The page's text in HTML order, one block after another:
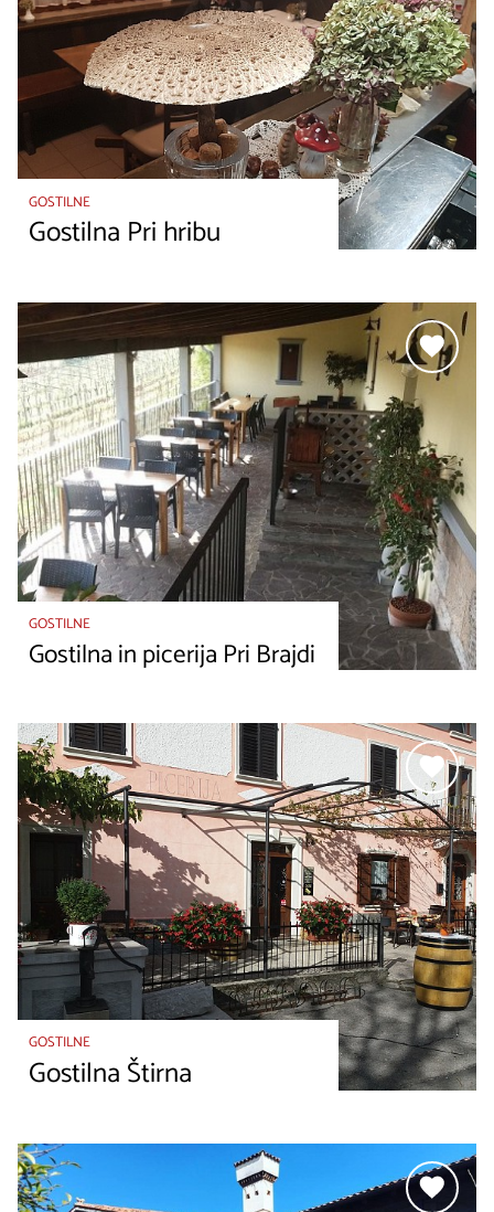
GOSTILNE
Gostilna Pri hribu
GOSTILNE
Gostilna in picerija Pri Brajdi
GOSTILNE
Gostilna Štirna